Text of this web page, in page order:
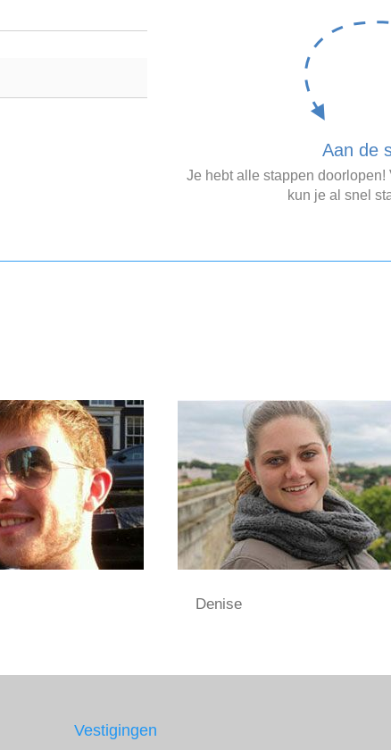
Aan de
Je hebt alle stappen doorlopen!
kun je al snel
Denise
Vestigingen